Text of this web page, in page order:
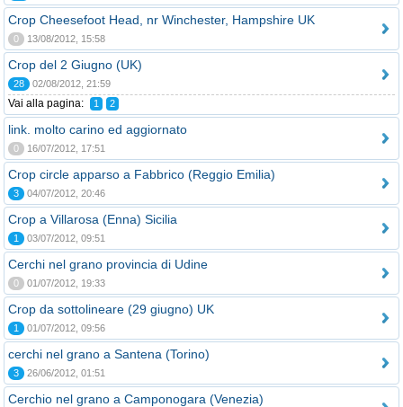
Crop Cheesefoot Head, nr Winchester, Hampshire UK
0 13/08/2012, 15:58
Crop del 2 Giugno (UK)
28 02/08/2012, 21:59
Vai alla pagina: 1 2
link. molto carino ed aggiornato
0 16/07/2012, 17:51
Crop circle apparso a Fabbrico (Reggio Emilia)
3 04/07/2012, 20:46
Crop a Villarosa (Enna) Sicilia
1 03/07/2012, 09:51
Cerchi nel grano provincia di Udine
0 01/07/2012, 19:33
Crop da sottolineare (29 giugno) UK
1 01/07/2012, 09:56
cerchi nel grano a Santena (Torino)
3 26/06/2012, 01:51
Cerchio nel grano a Camponogara (Venezia)